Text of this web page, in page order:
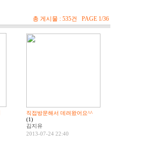
총 게시물 : 535건 PAGE 1/36
직접방문해서 데려왔어요^^
(1)
김지유
2013-07-24 22:40